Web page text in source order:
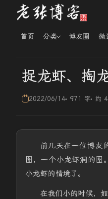
首页 分类 博友圈 微
捉龙虾、掏
2022/06/14 971 字 约
前几天在一位博友
图，一个小龙虾洞的图
小龙虾的情境了。
在我们小的时候，